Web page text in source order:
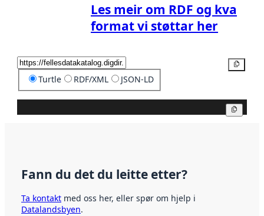
Les meir om RDF og kva
format vi støttar her
Turtle RDF/XML JSON-LD
Fann du det du leitte etter?
Ta kontakt med oss her, eller spør om hjelp i
Datalandsbyen.